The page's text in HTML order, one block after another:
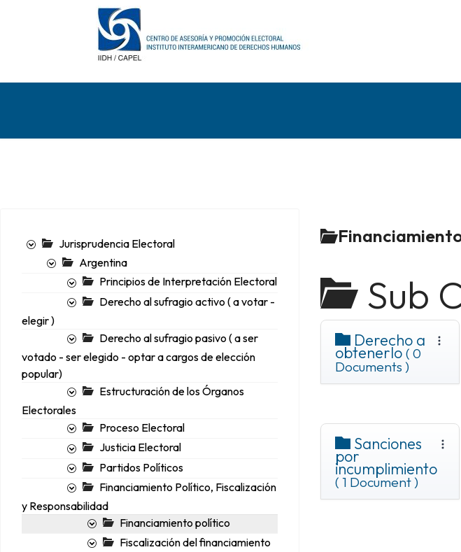
Jurisprudencia Electoral
Argentina
Principios de Interpretación Electoral
Derecho al sufragio activo ( a votar -
elegir )
Derecho al sufragio pasivo ( a ser
votado - ser elegido - optar a cargos de elección
popular)
Estructuración de los Órganos
Electorales
Proceso Electoral
Justicia Electoral
Partidos Políticos
Financiamiento Político, Fiscalización
y Responsabilidad
Financiamiento político
Fiscalización del financiamiento
Sub
Derecho a
obtenerlo ( 0
Documents )
Sanciones
por
incumplimiento
( 1 Document )